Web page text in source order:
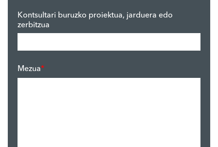
Kontsultari buruzko proiektua, jarduera edo
zerbitzua
Mezua*